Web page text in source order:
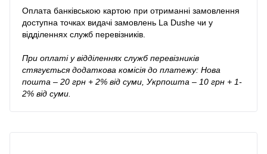
Оплата банківською картою при отриманні замовлення
доступна точках видачі замовлень La Dushe чи у
відділеннях служб перевізників.
При оплаті у відділеннях служб перевізників
стягується додаткова комісія до платежу: Нова
пошта – 20 грн + 2% від суми, Укрпошта – 10 грн + 1-
2% від суми.